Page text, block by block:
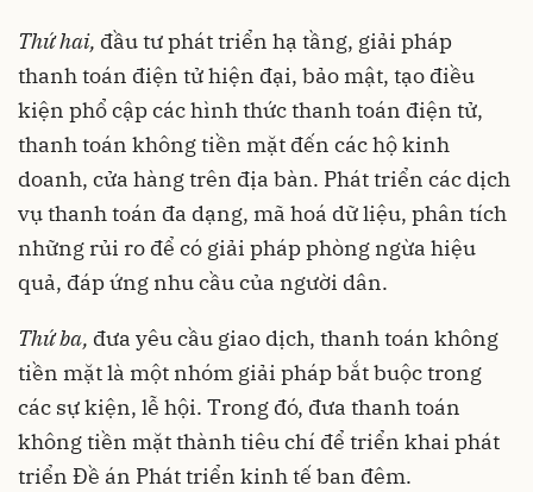
Thứ hai, đầu tư phát triển hạ tầng, giải pháp
thanh toán điện tử hiện đại, bảo mật, tạo điều
kiện phổ cập các hình thức thanh toán điện tử,
thanh toán không tiền mặt đến các hộ kinh
doanh, cửa hàng trên địa bàn. Phát triển các dịch
vụ thanh toán đa dạng, mã hoá dữ liệu, phân tích
những rủi ro để có giải pháp phòng ngừa hiệu
quả, đáp ứng nhu cầu của người dân.
Thứ ba, đưa yêu cầu giao dịch, thanh toán không
tiền mặt là một nhóm giải pháp bắt buộc trong
các sự kiện, lễ hội. Trong đó, đưa thanh toán
không tiền mặt thành tiêu chí để triển khai phát
triển Đề án Phát triển kinh tế ban đêm.